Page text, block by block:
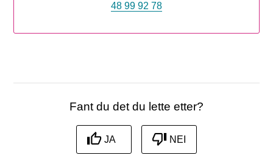
48 99 92 78
Fant du det du lette etter?
JA NEI